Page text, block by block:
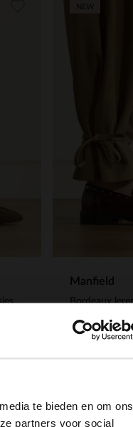
te bieden en om ons
partners voor social
Bruine suède slouchy enkellaarsjes met hak
Manfield
149.99